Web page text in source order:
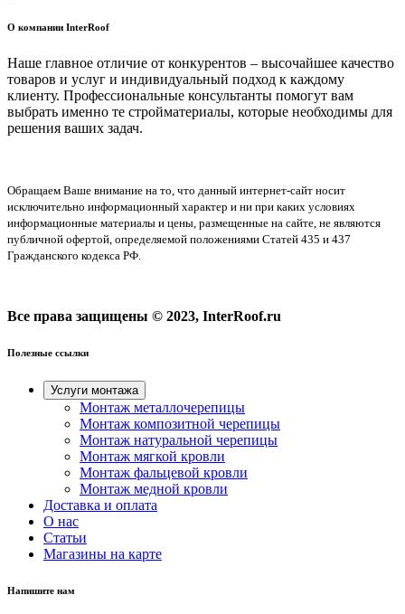
О компании InterRoof
Наше главное отличие от конкурентов – высочайшее качество
товаров и услуг и индивидуальный подход к каждому
клиенту. Профессиональные консультанты помогут вам
выбрать именно те стройматериалы, которые необходимы для
решения ваших задач.
Обращаем Ваше внимание на то, что данный интернет-сайт носит
исключительно информационный характер и ни при каких условиях
информационные материалы и цены, размещенные на сайте, не являются
публичной офертой, определяемой положениями Статей 435 и 437
Гражданского кодекса РФ.
Все права защищены © 2023, InterRoof.ru
Полезные ссылки
Услуги монтажа
Монтаж металлочерепицы
Монтаж композитной черепицы
Монтаж натуральной черепицы
Монтаж мягкой кровли
Монтаж фальцевой кровли
Монтаж медной кровли
Доставка и оплата
О нас
Cтатьи
Магазины на карте
Напишите нам